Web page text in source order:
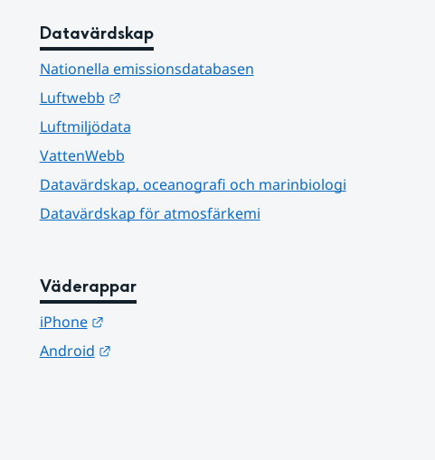
Datavärdskap
Nationella emissionsdatabasen
Luftwebb
Länk till annan webbplats.
Luftmiljödata
VattenWebb
Datavärdskap, oceanografi och marinbiologi
Datavärdskap för atmosfärkemi
Väderappar
iPhone
Länk till annan webbplats.
Android
Länk till annan webbplats.